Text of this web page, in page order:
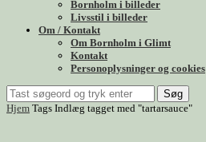
Bornholm i billeder
Livsstil i billeder
Om / Kontakt
Om Bornholm i Glimt
Kontakt
Personoplysninger og cookies
Søg
Hjem Tags Indlæg tagget med "tartarsauce"